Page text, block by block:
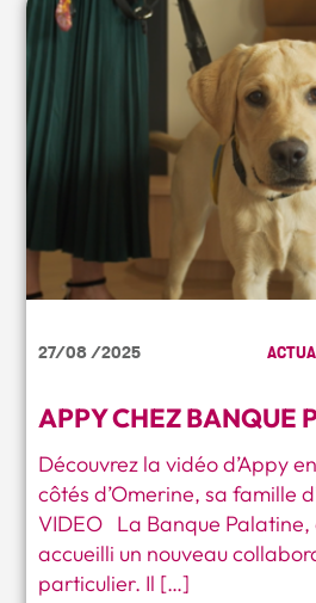
APPY CHEZ BANQUE
Découvrez la vidéo d’Appy
côtés d’Omerine, sa famille
VIDEO La Banque Palatine,
accueilli un nouveau
particulier. Il […]
27/08 /2025